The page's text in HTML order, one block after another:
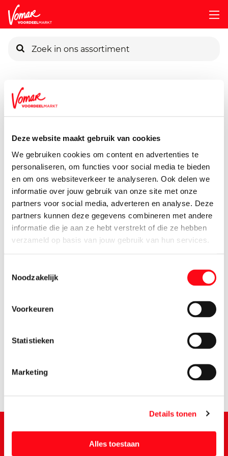
Deze website maakt gebruik van cookies
We gebruiken cookies om content en advertenties te
personaliseren, om functies voor social media te bieden
en om ons websiteverkeer te analyseren. Ook delen we
informatie over jouw gebruik van onze site met onze
partners voor social media, adverteren en analyse. Deze
partners kunnen deze gegevens combineren met andere
informatie die je aan ze hebt verstrekt of die ze hebben
verzameld op basis van jouw gebruik van hun services.
Noodzakelijk
Voorkeuren
Statistieken
Marketing
Details tonen
Alles toestaan
Pincode vergeten
Persoonlijk KIK-account
Assortiment
43 gram
3.69